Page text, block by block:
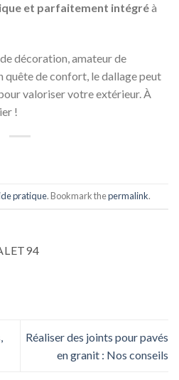
et parfaitement intégréà
décoration, amateur de
quête de confort, le dallage peut
valoriser votre extérieur. À
!
pratique. Bookmark thepermalink.
Réaliser des joints pour pavés
en granit : Nos conseils